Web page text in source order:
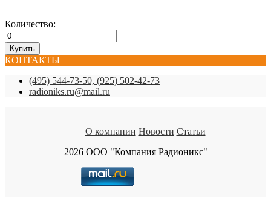
Количество:
КОНТАКТЫ
(495) 544-73-50, (925) 502-42-73
radioniks.ru@mail.ru
О компании Новости Статьи
2026 ООО "Компания Радионикс"